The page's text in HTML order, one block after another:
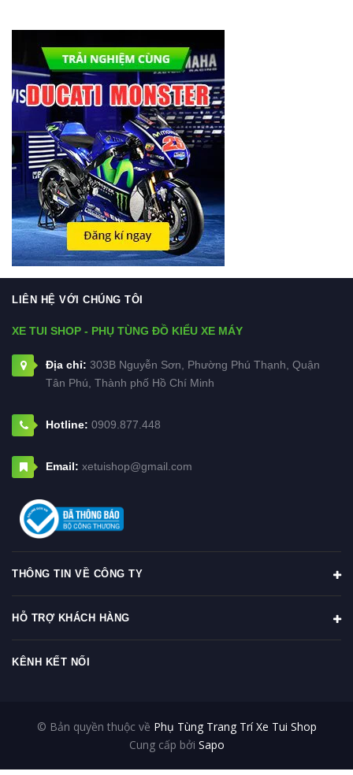
LIÊN HỆ VỚI CHÚNG TÔI
XE TUI SHOP - PHỤ TÙNG ĐỒ KIỂU XE MÁY
Địa chỉ: 303B Nguyễn Sơn, Phường Phú Thạnh, Quận
Tân Phú, Thành phố Hồ Chí Minh
Hotline: 0909.877.448
Email: xetuishop@gmail.com
THÔNG TIN VỀ CÔNG TY
HỖ TRỢ KHÁCH HÀNG
KÊNH KẾT NỐI
© Bản quyền thuộc về Phụ Tùng Trang Trí Xe Tui Shop
Cung cấp bởi Sapo